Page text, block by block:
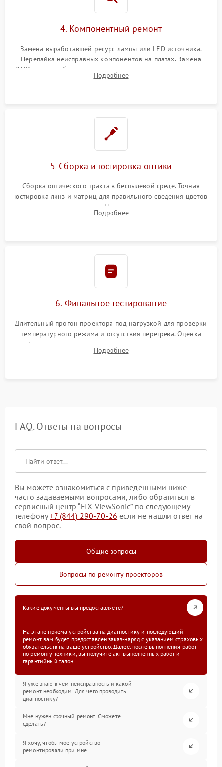
4. Компонентный ремонт
Замена выработавшей ресурс лампы или LED-источника.
Перепайка неисправных компонентов на платах. Замена
DMD-чипа при битых пикселях, установка нового цветового
колеса или восстановление сгоревших поляризационных
Подробнее
5. Сборка и юстировка оптики
Сборка оптического тракта в беспылевой среде. Точная
юстировка линз и матриц для правильного сведения цветов
и устранения размытия. Надежное подключение всех
шлейфов, установка датчиков и закрытие корпуса
Подробнее
6. Финальное тестирование
Длительный прогон проектора под нагрузкой для проверки
температурного режима и отсутствия перегрева. Оценка
фокуса, контрастности и цветопередачи на тестовых
таблицах. Проверка работы всех видеовходов и кнопок
Подробнее
FAQ. Ответы на вопросы
Вы можете ознакомиться с приведенными ниже
часто задаваемыми вопросами, либо обратиться в
сервисный центр “FIX-ViewSonic” по следующему
телефону+7 (844) 290-70-26 если не нашли ответ на
свой вопрос.
Общие вопросы
Вопросы по ремонту проекторов
Какие документы вы предоставляете?
На этапе приема устройства на диагностику и последующий
ремонт вам будет предоставлен заказ-наряд с указанием страховых
обязательств на ваше устройство. Далее, после выполнения работ
по ремонту техники, вы получите акт выполненных работ и
гарантийный талон.
Я уже знаю в чем неисправность и какой
ремонт необходим. Для чего проводить
диагностику?
Мне нужен срочный ремонт. Сможете
сделать?
Я хочу, чтобы мое устройство
ремонтировали при мне.